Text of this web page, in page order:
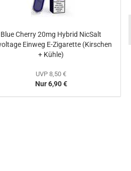
Aroma
15/75ml
(Beerenmix...
Nur 14,90 €
Blue Cherry 20mg Hybrid NicSalt
Einweg E-Zigarette (Kirschen
+ Kühle)
UVP 8,50 €
Nur 6,90 €